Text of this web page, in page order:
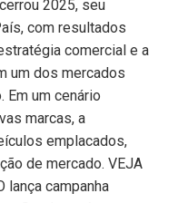
2025, seu
com resultados
comercial e a
um dos mercados
um cenário
marcas, a
emplacados,
de mercado. VEJA
lança campanha